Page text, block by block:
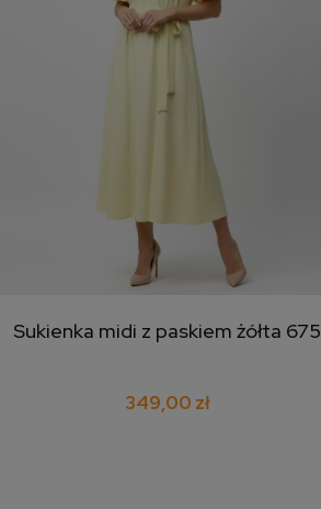
dodaj do koszyka
Sukienka midi z paskiem żółta 675
349,00 zł